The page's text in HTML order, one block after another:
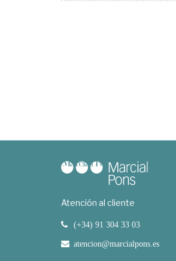
Atención al cliente
(+34) 91 304 33 03
atencion@marcialpons.es